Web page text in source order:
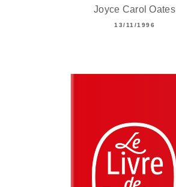
Joyce Carol Oates
13/11/1996